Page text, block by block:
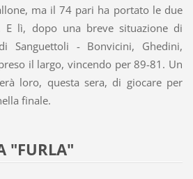
ma il 74 pari ha portato le due
E lì, dopo una breve situazione di
Sanguettoli - Bonvicini, Ghedini,
il largo, vincendo per 89-81. Un
loro, questa sera, di giocare per
finale.
"FURLA"